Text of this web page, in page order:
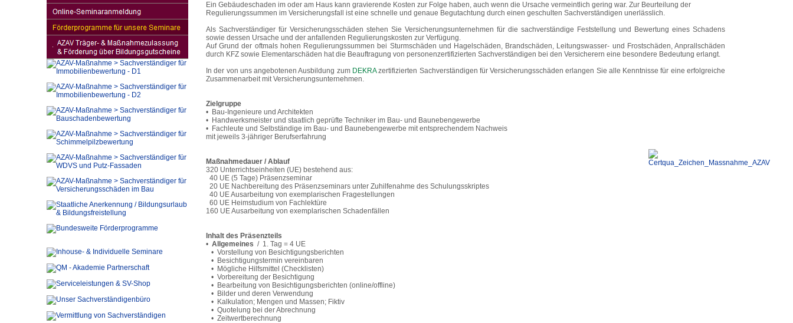
Ein Gebäudeschaden im oder am Haus kann gravierende Kosten zur Folge haben, auch wenn die Ursache vermeintlich gering war. Zur Beurteilung der
Regulierungssummen im Versicherungsfall ist eine schnelle und genaue Begutachtung durch einen geschulten Sachverständigen unerlässlich.
Als Sachverständiger für Versicherungsschäden stehen Sie Versicherungsunternehmen für die sachverständige Feststellung und Bewertung eines Schadens
sowie dessen Ursache und der anfallenden Regulierungskosten zur Verfügung.
Auf Grund der oftmals hohen Regulierungssummen bei Sturmschäden und Hagelschäden, Brandschäden, Leitungswasser- und Frostschäden, Anprallschäden
durch KFZ sowie Elementarschäden hat die Beauftragung von personenzertifizierten Sachverständigen bei den Versicherern eine besondere Bedeutung erlangt.
In der von uns angebotenen Ausbildung zum DEKRAzertifizierten Sachverständigen für Versicherungsschäden erlangen Sie alle Kenntnisse für eine erfolgreiche
Zusammenarbeit mit Versicherungsunternehmen.
Zielgruppe
• Bau-Ingenieure und Architekten
• Handwerksmeister und staatlich geprüfte Techniker im Bau- und Baunebengewerbe
• Fachleute und Selbständige im Bau- und Baunebengewerbe mit entsprechendem Nachweis
mit jeweils 3-jähriger Berufserfahrung
Maßnahmedauer / Ablauf
320 Unterrichtseinheiten (UE) bestehend aus:
40 UE (5 Tage) Präsenzseminar
20 UE Nachbereitung des Präsenzseminars unter Zuhilfenahme des Schulungsskriptes
40 UE Ausarbeitung von exemplarischen Fragestellungen
60 UE Heimstudium von Fachlektüre
160 UE Ausarbeitung von exemplarischen Schadenfällen
Inhalt des Präsenzteils
• Allgemeines / 1. Tag = 4 UE
• Vorstellung von Besichtigungsberichten
• Besichtigungstermin vereinbaren
• Mögliche Hilfsmittel (Checklisten)
• Vorbereitung der Besichtigung
• Bearbeitung von Besichtigungsberichten (online/offline)
• Bilder und deren Verwendung
• Kalkulation; Mengen und Massen; Fiktiv
• Quotelung bei der Abrechnung
• Zeitwertberechnung